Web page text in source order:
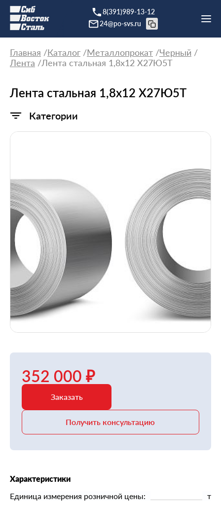
8(391)989-13-12
24@po-svs.ru
Главная Каталог Металлопрокат
Черный
Лента
Лента стальная 1,8x12 Х27Ю5Т
Лента стальная 1,8x12 Х27Ю5Т
Категории
352 000 ₽
Заказать
Получить консультацию
Характеристики
Единица измерения розничной цены:
т